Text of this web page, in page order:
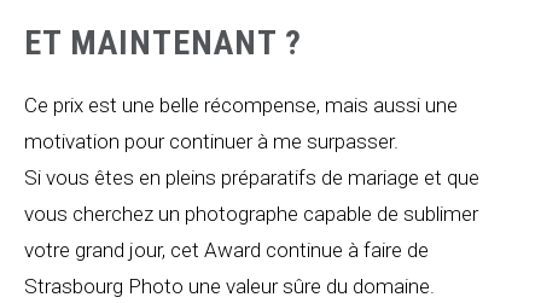
ET MAINTENANT ?
Ce prix est une belle récompense, mais aussi une
motivation pour continuer à me surpasser.
Si vous êtes en pleins préparatifs de mariage et que
vous cherchez un photographe capable de sublimer
votre grand jour, cet Award continue à faire de
Strasbourg Photo une valeur sûre du domaine.